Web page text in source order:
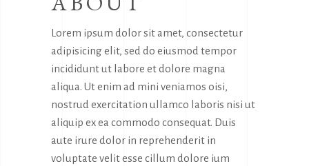
Lorem ipsum dolor sit amet, consectetur
adipisicing elit, sed do eiusmod tempor
incididunt ut labore et dolore magna
aliqua. Ut enim ad mini veniamos oisi,
nostrud exercitation ullamco laboris nisi ut
aliquip ex ea commodo consequat. Duis
aute irure dolor in reprehenderit in
voluptate velit esse cillum dolore ium